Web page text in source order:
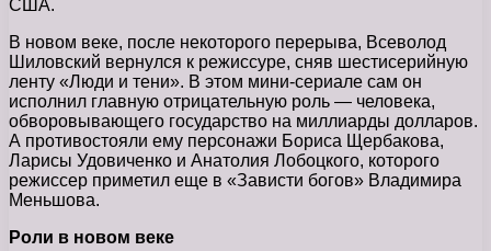
США.
В новом веке, после некоторого перерыва, Всеволод
Шиловский вернулся к режиссуре, сняв шестисерийную
ленту «Люди и тени». В этом мини-сериале сам он
исполнил главную отрицательную роль — человека,
обворовывающего государство на миллиарды долларов.
А противостояли ему персонажи Бориса Щербакова,
Ларисы Удовиченко и Анатолия Лобоцкого, которого
режиссер приметил еще в «Зависти богов» Владимира
Меньшова.
Роли в новом веке